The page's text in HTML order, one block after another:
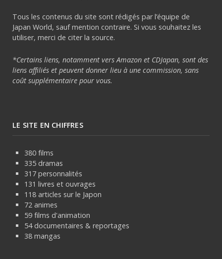
Tous les contenus du site sont rédigés par l’équipe de
Japan World, sauf mention contraire. Si vous souhaitez les
utiliser, merci de citer la source.
*Certains liens, notamment vers Amazon et CDJapan, sont des
liens affiliés et peuvent donner lieu à une commission, sans
coût supplémentaire pour vous.
LE SITE EN CHIFFRES
380 films
335 dramas
317 personnalités
131 livres et ouvrages
118 articles sur le Japon
72 animes
59 films d'animation
54 documentaires & reportages
38 mangas